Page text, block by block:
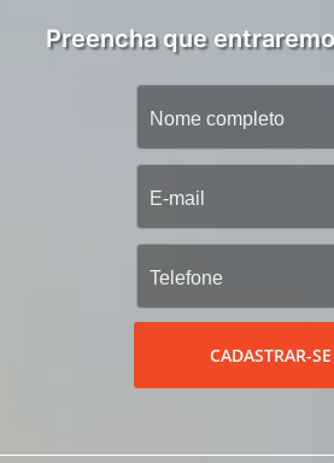
Preencha que
CADASTRAR-SE